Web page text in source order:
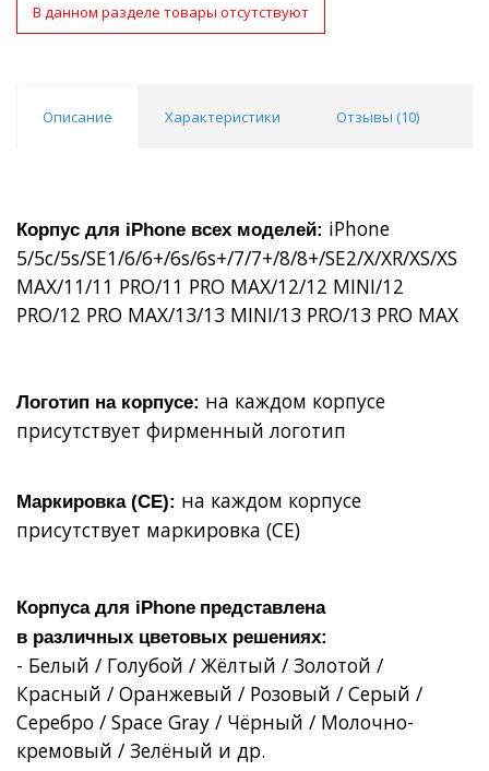
Покупка оптом от 500 ₽
В данном разделе товары отсутствуют
Описание Характеристики Отзывы (10)
Корпус для iPhone всех моделей: iPhone
5/5c/5s/SE1/6/6+/6s/6s+/7/7+/8/8+/SE2/X/XR/XS/XS
MAX/11/11 PRO/11 PRO MAX/12/12 MINI/12
PRO/12 PRO MAX/13/13 MINI/13 PRO/13 PRO MAX
Логотип на корпусе: на каждом корпусе
присутствует фирменный логотип
Маркировка (СЕ): на каждом корпусе
присутствует маркировка (СЕ)
Корпуса для iPhone представлена
в различных цветовых решениях:
- Белый / Голубой / Жёлтый / Золотой /
Красный / Оранжевый / Розовый / Серый /
Серебро / Space Gray / Чёрный / Молочно-
кремовый / Зелёный и др.